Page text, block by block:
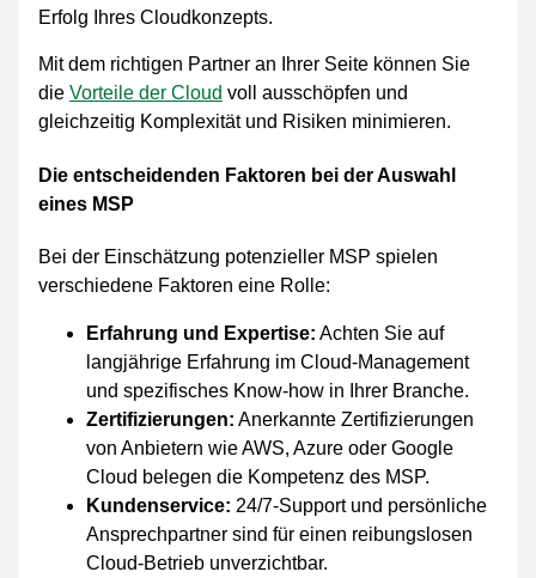
Erfolg Ihres Cloudkonzepts.
Mit dem richtigen Partner an Ihrer Seite können Sie
die Vorteile der Cloud voll ausschöpfen und
gleichzeitig Komplexität und Risiken minimieren.
Die entscheidenden Faktoren bei der Auswahl
eines MSP
Bei der Einschätzung potenzieller MSP spielen
verschiedene Faktoren eine Rolle:
Erfahrung und Expertise: Achten Sie auf
langjährige Erfahrung im Cloud-Management
und spezifisches Know-how in Ihrer Branche.
Zertifizierungen: Anerkannte Zertifizierungen
von Anbietern wie AWS, Azure oder Google
Cloud belegen die Kompetenz des MSP.
Kundenservice: 24/7-Support und persönliche
Ansprechpartner sind für einen reibungslosen
Cloud-Betrieb unverzichtbar.